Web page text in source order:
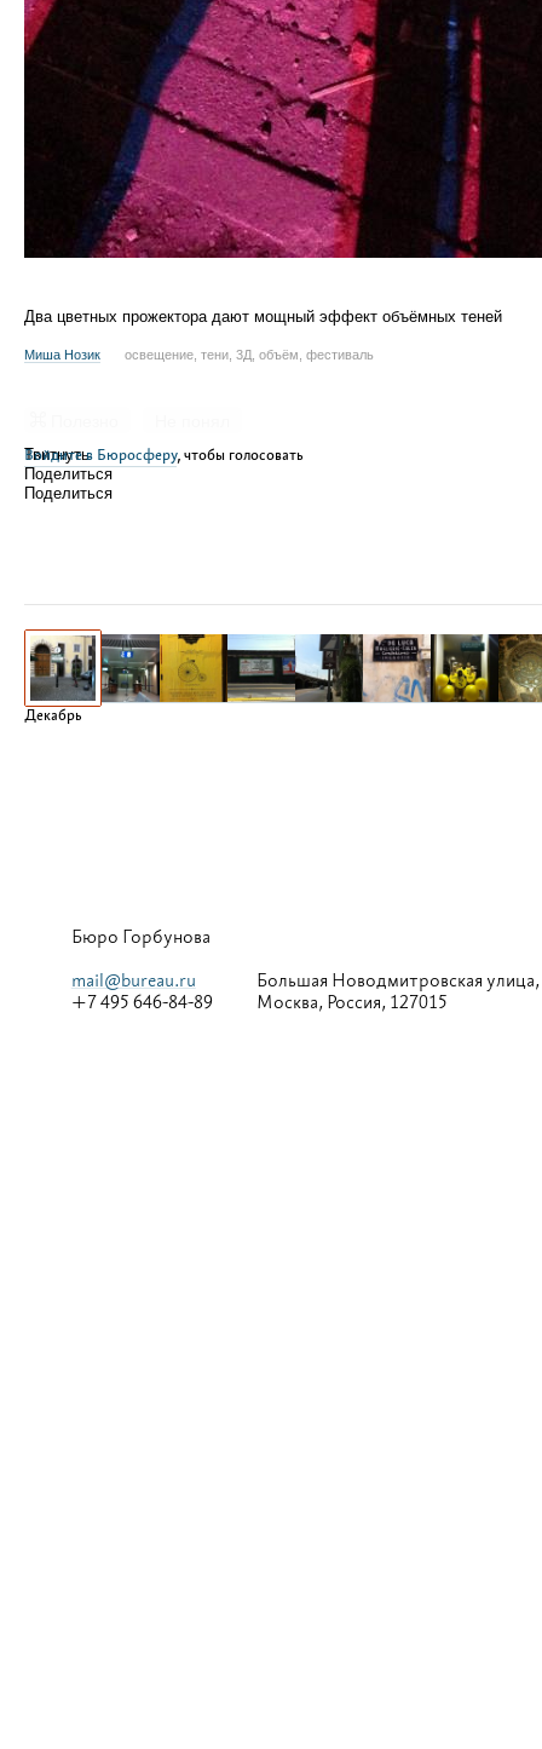
Два цветных прожектора дают мощный эффект объёмных теней
Миша Нозик освещение, тени, 3Д, объём, фестиваль
Войдите в Бюросферу, чтобы голосовать
Твитнуть
Поделиться
Поделиться
Декабрь
Бюро Горбунова
mail@bureau.ru
+7 495 646-84-89
Большая Новодмитровская улица,
Москва, Россия, 127015